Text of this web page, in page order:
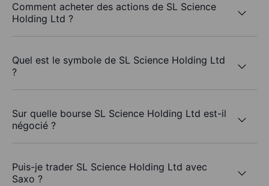
Comment acheter des actions de SL Science
Holding Ltd ?
Quel est le symbole de SL Science Holding Ltd
?
Sur quelle bourse SL Science Holding Ltd est-il
négocié ?
Puis-je trader SL Science Holding Ltd avec
Saxo ?